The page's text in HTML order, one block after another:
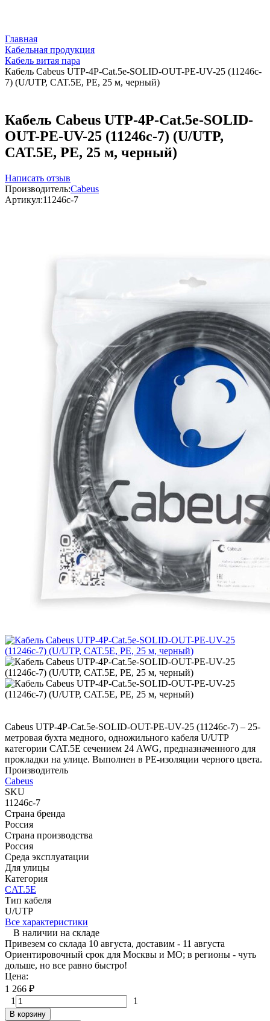
Главная
Кабельная продукция
Кабель витая пара
Кабель Cabeus UTP-4P-Cat.5e-SOLID-OUT-PE-UV-25 (11246c-
7) (U/UTP, CAT.5E, PE, 25 м, черный)
Кабель Cabeus UTP-4P-Cat.5e-SOLID-
OUT-PE-UV-25 (11246c-7) (U/UTP,
CAT.5E, PE, 25 м, черный)
Написать отзыв
Производитель:Cabeus
Артикул:11246c-7
Cabeus UTP-4P-Cat.5e-SOLID-OUT-PE-UV-25 (11246c-7) – 25-
метровая бухта медного, одножильного кабеля U/UTP
категории CAT.5E сечением 24 AWG, предназначенного для
прокладки на улице. Выполнен в PE-изоляции черного цвета.
Производитель
Cabeus
SKU
11246c-7
Страна бренда
Россия
Страна производства
Россия
Среда эксплуатации
Для улицы
Категория
CAT.5E
Тип кабеля
U/UTP
Все характеристики
В наличии на складе
Привезем со склада 10 августа, доставим - 11 августа
Ориентировочный срок для Москвы и МО; в регионы - чуть
дольше, но все равно быстро!
Цена:
1 266 ₽
1
1
В корзину